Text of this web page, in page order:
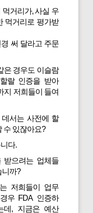
먹거리가, 사실 우
먹거리로 평가받
써 달라고 주문
은 경우도 이슬람
랄 인증을 받아
지 저희들이 들여
서는 사전에 할
수 있잖아요?
다.
으려는 업체들
니까?
저희들이 업무
우 FDA 인증하
데, 지금은 예산